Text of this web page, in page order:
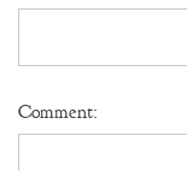
Comment: